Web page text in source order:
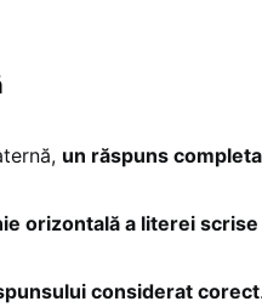
un răspuns
orizontală a literei scrise
considerat corect.